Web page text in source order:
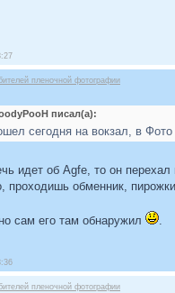
пленочной фотографии
писал(а):
сегодня на вокзал, в
идет об Agfe, то он
проходишь обменник,
сам его там обнаружил .
пленочной фотографии